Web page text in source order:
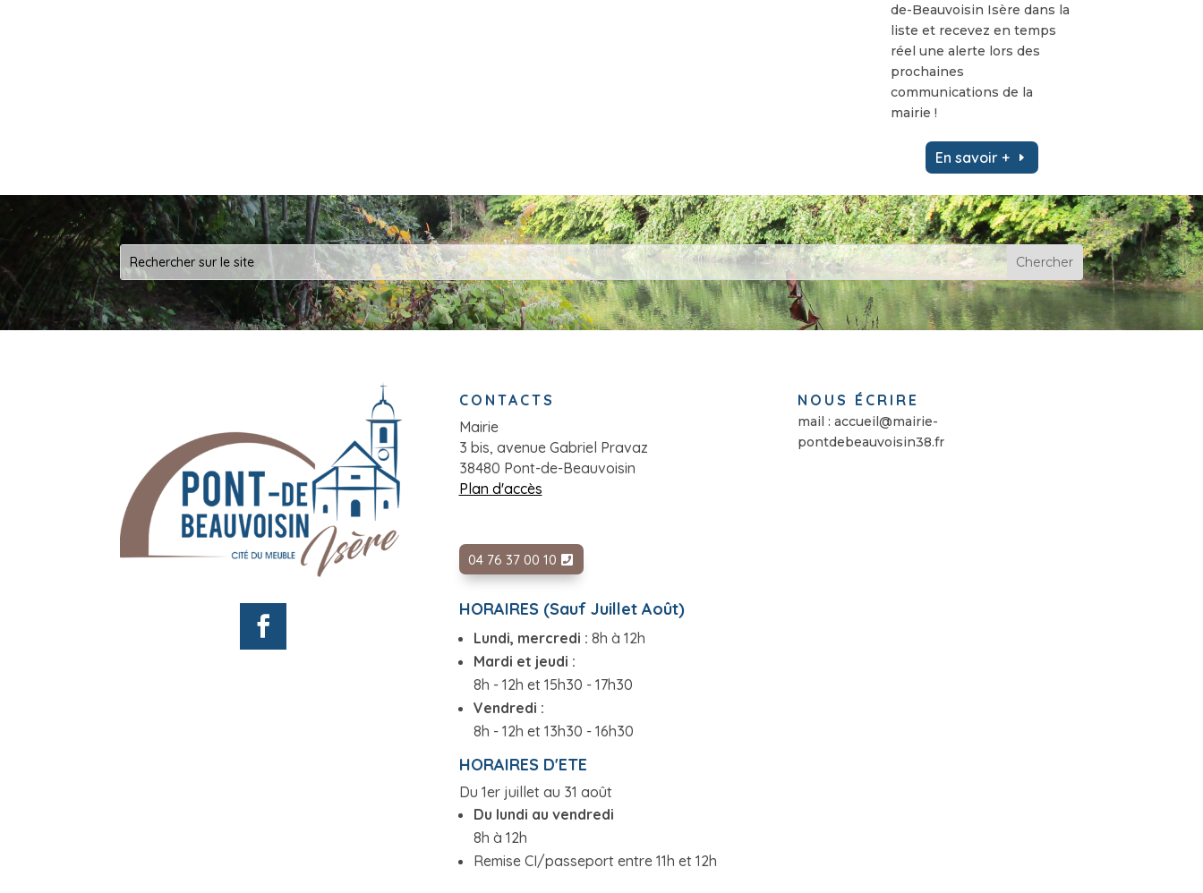
de-Beauvoisin Isère dans la
liste et recevez en temps
réel une alerte lors des
prochaines
communications de la
mairie !
En savoir +
CONTACTS
Mairie
3 bis, avenue Gabriel Pravaz
38480 Pont-de-Beauvoisin
Plan d'accès
04 76 37 00 10
HORAIRES (Sauf Juillet Août)
Lundi, mercredi : 8h à 12h
Mardi et jeudi :
8h - 12h et 15h30 - 17h30
Vendredi :
8h - 12h et 13h30 - 16h30
HORAIRES D'ETE
Du 1er juillet au 31 août
Du lundi au vendredi
8h à 12h
Remise CI/passeport entre 11h et 12h
NOUS ÉCRIRE
mail : accueil@mairie-
pontdebeauvoisin38.fr